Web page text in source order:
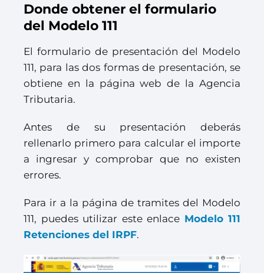
Donde obtener el formulario
del Modelo 111
El formulario de presentación del Modelo
111, para las dos formas de presentación, se
obtiene en la página web de la Agencia
Tributaria.
Antes de su presentación deberás
rellenarlo primero para calcular el importe
a ingresar y comprobar que no existen
errores.
Para ir a la página de tramites del Modelo
111, puedes utilizar este enlace Modelo 111
Retenciones del IRPF.